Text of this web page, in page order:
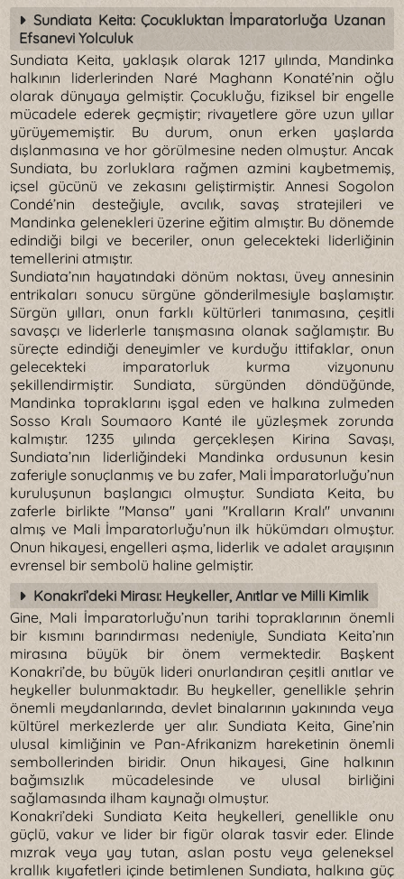
Sundiata Keita: Çocukluktan İmparatorluğa Uzanan
Efsanevi Yolculuk
Sundiata Keita, yaklaşık olarak 1217 yılında, Mandinka
halkının liderlerinden Naré Maghann Konaté’nin oğlu
olarak dünyaya gelmiştir. Çocukluğu, fiziksel bir engelle
mücadele ederek geçmiştir; rivayetlere göre uzun yıllar
yürüyememiştir. Bu durum, onun erken yaşlarda
dışlanmasına ve hor görülmesine neden olmuştur. Ancak
Sundiata, bu zorluklara rağmen azmini kaybetmemiş,
içsel gücünü ve zekasını geliştirmiştir. Annesi Sogolon
Condé’nin desteğiyle, avcılık, savaş stratejileri ve
Mandinka gelenekleri üzerine eğitim almıştır. Bu dönemde
edindiği bilgi ve beceriler, onun gelecekteki liderliğinin
temellerini atmıştır.
Sundiata’nın hayatındaki dönüm noktası, üvey annesinin
entrikaları sonucu sürgüne gönderilmesiyle başlamıştır.
Sürgün yılları, onun farklı kültürleri tanımasına, çeşitli
savaşçı ve liderlerle tanışmasına olanak sağlamıştır. Bu
süreçte edindiği deneyimler ve kurduğu ittifaklar, onun
gelecekteki imparatorluk kurma vizyonunu
şekillendirmiştir. Sundiata, sürgünden döndüğünde,
Mandinka topraklarını işgal eden ve halkına zulmeden
Sosso Kralı Soumaoro Kanté ile yüzleşmek zorunda
kalmıştır. 1235 yılında gerçekleşen Kirina Savaşı,
Sundiata’nın liderliğindeki Mandinka ordusunun kesin
zaferiyle sonuçlanmış ve bu zafer, Mali İmparatorluğu’nun
kuruluşunun başlangıcı olmuştur. Sundiata Keita, bu
zaferle birlikte "Mansa" yani "Kralların Kralı" unvanını
almış ve Mali İmparatorluğu’nun ilk hükümdarı olmuştur.
Onun hikayesi, engelleri aşma, liderlik ve adalet arayışının
evrensel bir sembolü haline gelmiştir.
Konakri’deki Mirası: Heykeller, Anıtlar ve Milli Kimlik
Gine, Mali İmparatorluğu’nun tarihi topraklarının önemli
bir kısmını barındırması nedeniyle, Sundiata Keita’nın
mirasına büyük bir önem vermektedir. Başkent
Konakri’de, bu büyük lideri onurlandıran çeşitli anıtlar ve
heykeller bulunmaktadır. Bu heykeller, genellikle şehrin
önemli meydanlarında, devlet binalarının yakınında veya
kültürel merkezlerde yer alır. Sundiata Keita, Gine’nin
ulusal kimliğinin ve Pan-Afrikanizm hareketinin önemli
sembollerinden biridir. Onun hikayesi, Gine halkının
bağımsızlık mücadelesinde ve ulusal birliğini
sağlamasında ilham kaynağı olmuştur.
Konakri’deki Sundiata Keita heykelleri, genellikle onu
güçlü, vakur ve lider bir figür olarak tasvir eder. Elinde
mızrak veya yay tutan, aslan postu veya geleneksel
krallık kıyafetleri içinde betimlenen Sundiata, halkına güç